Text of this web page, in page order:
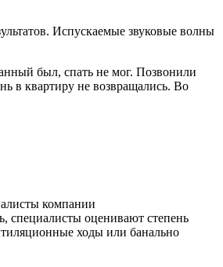
Испускаемые звуковые волны
был, спать не мог. Позвонили
в квартиру не возвращались. Во
компании
специалисты оценивают степень
ходы или банально